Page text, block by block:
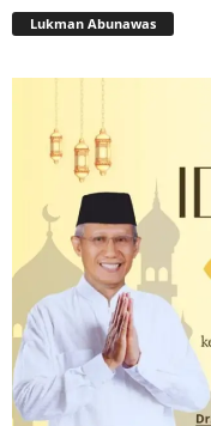
Lukman Abunawas